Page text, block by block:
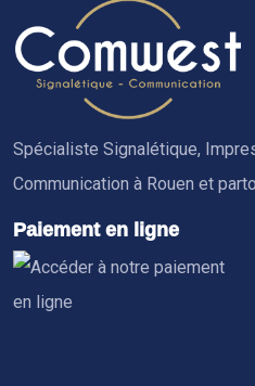
Spécialiste Signalétique,
Communication à Rouen et
Paiement en ligne